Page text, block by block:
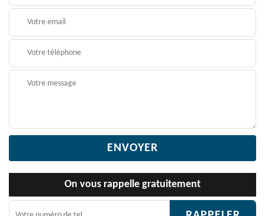
On vous rappelle gratuitement